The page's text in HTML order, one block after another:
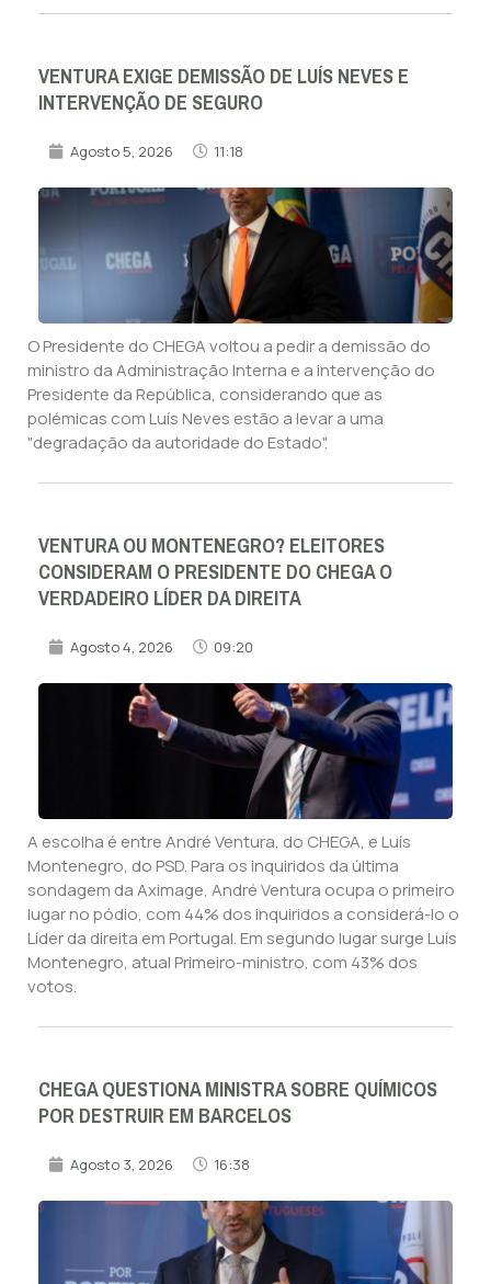
VENTURA EXIGE DEMISSÃO DE LUÍS NEVES E
INTERVENÇÃO DE SEGURO
Agosto 5, 2026 11:18
O Presidente do CHEGA voltou a pedir a demissão do
ministro da Administração Interna e a intervenção do
Presidente da República, considerando que as
polémicas com Luís Neves estão a levar a uma
"degradação da autoridade do Estado".
VENTURA OU MONTENEGRO? ELEITORES
CONSIDERAM O PRESIDENTE DO CHEGA O
VERDADEIRO LÍDER DA DIREITA
Agosto 4, 2026 09:20
A escolha é entre André Ventura, do CHEGA, e Luís
Montenegro, do PSD. Para os inquiridos da última
sondagem da Aximage, André Ventura ocupa o primeiro
lugar no pódio, com 44% dos inquiridos a considerá-lo o
Líder da direita em Portugal. Em segundo lugar surge Luís
Montenegro, atual Primeiro-ministro, com 43% dos
votos.
CHEGA QUESTIONA MINISTRA SOBRE QUÍMICOS
POR DESTRUIR EM BARCELOS
Agosto 3, 2026 16:38